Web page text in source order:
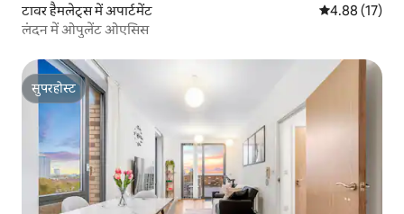
टावर हैमलेट्स में अपार्टमेंट औसत रेटिंग 5 में
4.88 (17)
लंदन में ओपुलेंट ओएसिस
सुपरहोस्ट
सुपरहोस्ट